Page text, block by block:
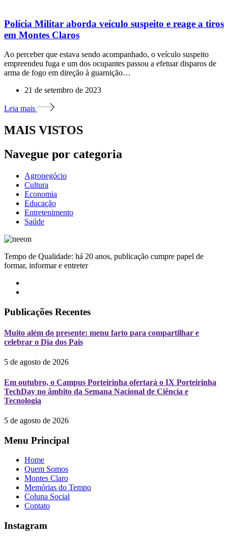
Polícia Militar aborda veículo suspeito e reage a tiros
em Montes Claros
Ao perceber que estava sendo acompanhado, o veículo suspeito
empreendeu fuga e um dos ocupantes passou a efetuar disparos de
arma de fogo em direção à guarnição…
21 de setembro de 2023
Leia mais
MAIS VISTOS
Navegue por categoria
Agronegócio
Cultura
Economia
Educação
Entretenimento
Saúde
Tempo de Qualidade: há 20 anos, publicação cumpre papel de
formar, informar e entreter
Publicações Recentes
Muito além do presente: menu farto para compartilhar e
celebrar o Dia dos Pais
5 de agosto de 2026
Em outubro, o Campus Porteirinha ofertará o IX Porteirinha
TechDay no âmbito da Semana Nacional de Ciência e
Tecnologia
5 de agosto de 2026
Menu Principal
Home
Quem Somos
Montes Claro
Memórias do Tempo
Coluna Social
Contato
Instagram